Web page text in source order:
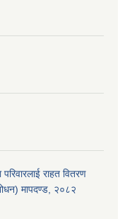
परिवारलाई राहत वितरण
मापदण्ड, २०८२